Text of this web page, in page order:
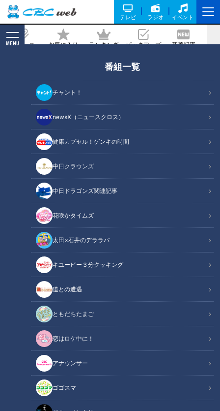
テレビ ラジオ イベント
ニュース お気に入り ランキング ピックアップ 新着記事
MENU
番組一覧
チャント！
newsX（ニュースクロス）
健康カプセル！ゲンキの時間
中日クラウンズ
中日ドラゴンズ関連記事
花咲かタイムズ
太田×石井のデララバ
キユーピー３分クッキング
道との遭遇
ともだちたまご
恋はロケ中に！
アナウンサー
ゴゴスマ
だを作らない”肉汁たっぷりの焼き餃
子！名古屋で100人に調査した「焼きギ
ョーザ総選挙TOP5」！
記事に戻る
CBCテレビ「チャント！」
この記事の画像（全6枚）